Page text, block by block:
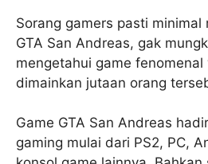
Sorang gamers pasti minimal
GTA San Andreas, gak
mengetahui game fenomenal
dimainkan jutaan orang
Game GTA San Andreas
gaming mulai dari PS2, PC,